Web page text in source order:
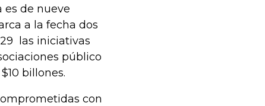
es de nueve
a la fecha dos
las iniciativas
público
billones.
con